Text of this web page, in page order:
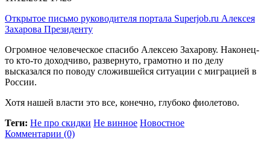
Открытое письмо руководителя портала Superjob.ru Алексея
Захарова Президенту
Огромное человеческое спасибо Алексею Захарову. Наконец-
то кто-то доходчиво, развернуто, грамотно и по делу
высказался по поводу сложившейся ситуации с миграцией в
России.
Хотя нашей власти это все, конечно, глубоко фиолетово.
Теги: Не про скидки Не винное Новостное
Комментарии (0)